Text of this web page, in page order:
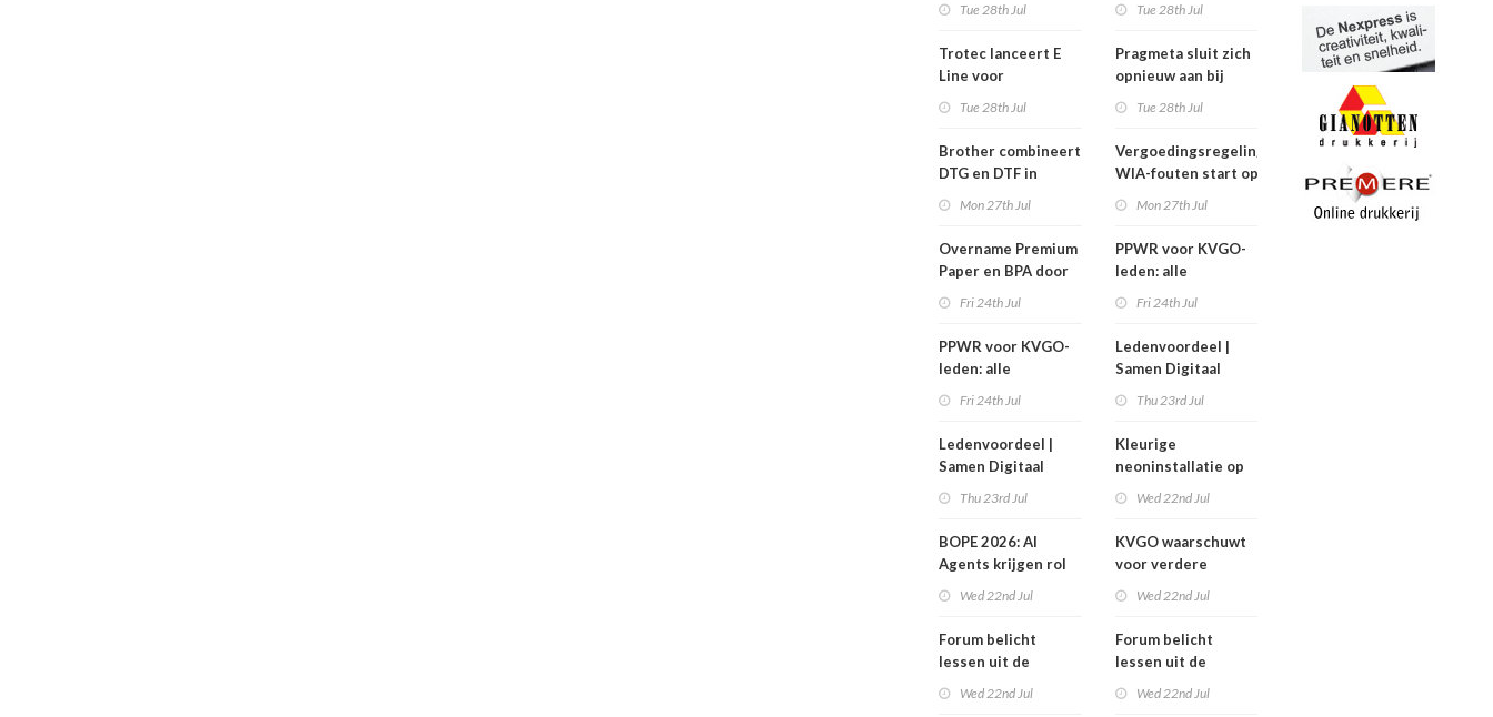
Tue 28th Jul
Trotec lanceert E
Line voor
sign en display
Tue 28th Jul
Brother combineert
DTG en DTF in
Mon 27th Jul
Overname Premium
Paper en BPA door
Fri 24th Jul
PPWR voor KVGO-
leden: alle
webinar
overzichtelijk op
Fri 24th Jul
Ledenvoordeel |
Samen Digitaal
Thu 23rd Jul
BOPE 2026: AI
Agents krijgen rol
Wed 22nd Jul
Forum belicht
lessen uit de
Wed 22nd Jul
Tue 28th Jul
Pragmeta sluit zich
opnieuw aan bij
Tue 28th Jul
Vergoedingsregeling
WIA-fouten start op
Mon 27th Jul
PPWR voor KVGO-
leden: alle
webinar
overzichtelijk op
Fri 24th Jul
Ledenvoordeel |
Samen Digitaal
Thu 23rd Jul
Kleurige
neoninstallatie op
Wed 22nd Jul
KVGO waarschuwt
voor verdere
Wed 22nd Jul
Forum belicht
lessen uit de
Wed 22nd Jul